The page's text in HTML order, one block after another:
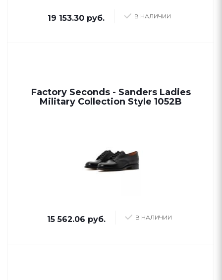
В НАЛИЧИИ
19 153.30 руб.
Factory Seconds - Sanders Ladies
Military Collection Style 1052B
В НАЛИЧИИ
15 562.06 руб.